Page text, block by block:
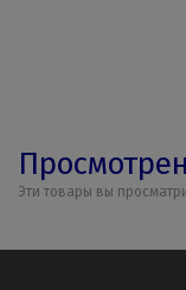
Эти товары вы